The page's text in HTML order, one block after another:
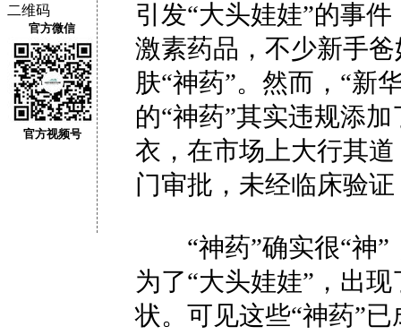
官方微信
官方视频号
引发“大头娃娃”的事
激素药品，不少新手
肤“神药”。然而，“新
的“神药”其实违规添
衣，在市场上大行其
门审批，未经临床验
“神药”确实很“神”
为了“大头娃娃”，出
状。可见这些“神药”